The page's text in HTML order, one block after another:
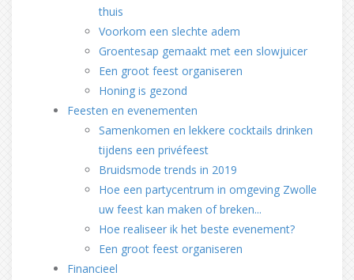
thuis
Voorkom een slechte adem
Groentesap gemaakt met een slowjuicer
Een groot feest organiseren
Honing is gezond
Feesten en evenementen
Samenkomen en lekkere cocktails drinken
tijdens een privéfeest
Bruidsmode trends in 2019
Hoe een partycentrum in omgeving Zwolle
uw feest kan maken of breken...
Hoe realiseer ik het beste evenement?
Een groot feest organiseren
Financieel